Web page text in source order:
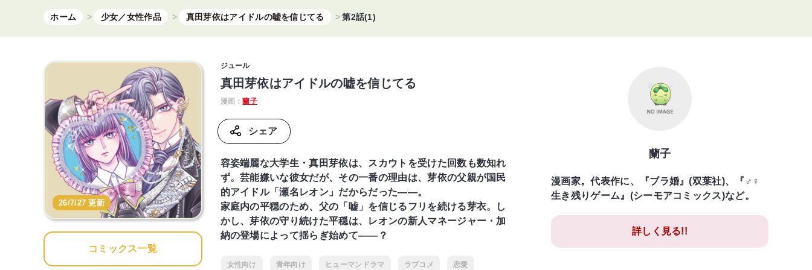
ホーム 少女／女性作品 真田芽依はアイドルの嘘を信じてる 第2話(1)
26/7/27 更新
コミックス一覧
ジュール
真田芽依はアイドルの嘘を信じてる
漫画：蘭子
シェア
容姿端麗な大学生・真田芽依は、スカウトを受けた回数も数知れ
ず。芸能嫌いな彼女だが、その一番の理由は、芽依の父親が国民
的アイドル「瀬名レオン」だからだった――。
家庭内の平穏のため、父の「嘘」を信じるフリを続ける芽衣。し
かし、芽依の守り続けた平穏は、レオンの新人マネージャー・加
納の登場によって揺らぎ始めて――？
女性向け 青年向け ヒューマンドラマ ラブコメ 恋愛
蘭子
漫画家。代表作に、『ブラ婚』(双葉社)、『♂♀
生き残りゲーム』(シーモアコミックス)など。
詳しく見る!!